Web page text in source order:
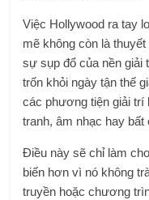
Việc Hollywood ra tay
mẽ không còn là
sự sụp đổ của nền
trốn khỏi ngày tận thế
các phương tiện giải trí
tranh, âm nhạc hay
Điều này sẽ chỉ làm
biến hơn vì nó không
truyền hoặc chương